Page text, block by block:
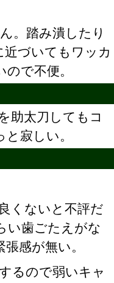
。踏み潰したり
近づいてもワッカ
で不便。
助太刀してもコ
寂しい。
くないと不評だ
い歯ごたえがな
感が無い。
るので弱いキャ